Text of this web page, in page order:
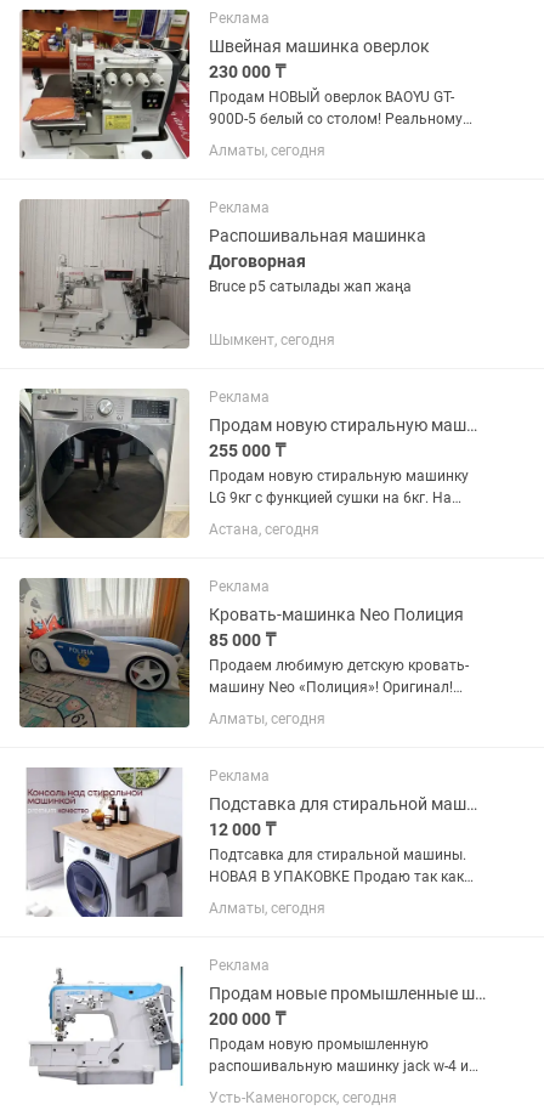
работе. ✔️ Подходит как для...
Реклама
Швейная машинка оверлок
230 000 ₸
Продам НОВЫЙ оверлок BAOYU GT-
900D-5 белый со столом! Реальному
покупателю возможна доставка!
Алматы, сегодня
Реклама
Распошивальная машинка
Договорная
Bruce p5 сатылады жап жаңа
Шымкент, сегодня
Реклама
Продам новую стиральную машинку.
255 000 ₸
Продам новую стиральную машинку
LG 9кг с функцией сушки на 6кг. На
машинке была замена стекла на
дверце, также имеются
транспортировки.
Астана, сегодня
Реклама
Кровать-машинка Neo Полиция
85 000 ₸
Продаем любимую детскую кровать-
машину Neo «Полиция»! Оригинал!
Отличная кровать для маленького
автолюбителя. Крепкая, удобная и
украшением детской...
Алматы, сегодня
Реклама
Подставка для стиральной машины. НОВАЯ
12 000 ₸
Подтсавка для стиральной машины.
НОВАЯ В УПАКОВКЕ Продаю так как
больше не нужно. Покупала на Каспи,
сейчас стоит почти 17К Консоль над
Sanflor — функциональное и стильное...
Алматы, сегодня
Реклама
Продам новые промышленные швейные машинки
200 000 ₸
Продам новую промышленную
распошивальную машинку jack w-4 и
прямострочную jack А-4F в рассрочку
Усть-Каменогорск, сегодня